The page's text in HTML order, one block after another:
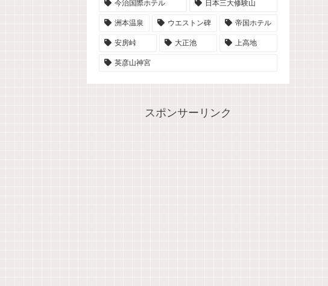
今治国際ホテル 日本三大修験山
洲本温泉 ウエストン碑 帝国ホテル
安房峠 大正池 上高地
英彦山神宮
スポンサーリンク